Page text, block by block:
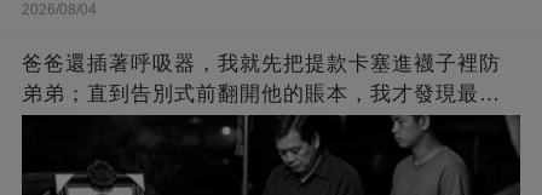
2026/08/04
爸爸還插著呼吸器，我就先把提款卡塞進襪子裡防
弟弟；直到告別式前翻開他的賬本，我才發現最該
提防的人竟是自己